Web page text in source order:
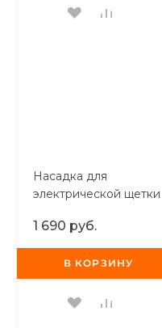
Насадка для
электрической щетки
Toothbrush Head
(Gum Care)
1 690 руб.
В КОРЗИНУ